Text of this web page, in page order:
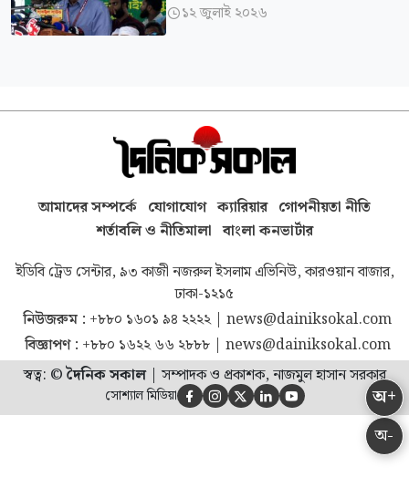
১২ জুলাই ২০২৬
অ-
অ+
আমাদের সম্পর্কে যোগাযোগ ক্যারিয়ার গোপনীয়তা নীতি
শর্তাবলি ও নীতিমালা বাংলা কনভার্টার
ইডিবি ট্রেড সেন্টার, ৯৩ কাজী নজরুল ইসলাম এভিনিউ, কারওয়ান বাজার,
ঢাকা-১২১৫
নিউজরুম : +৮৮০ ১৬০১ ৯৪ ২২২২| news@dainiksokal.com
বিজ্ঞাপণ : +৮৮০ ১৬২২ ৬৬ ২৮৮৮| news@dainiksokal.com
স্বত্ব: ©দৈনিক সকাল| সম্পাদক ও প্রকাশক, নাজমুল হাসান সরকার
সোশ্যাল মিডিয়া     